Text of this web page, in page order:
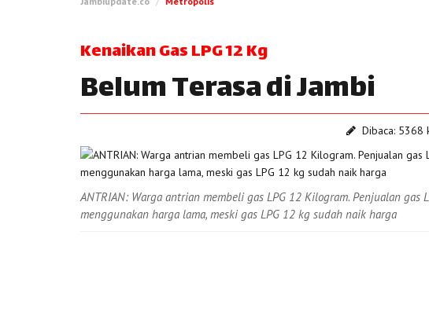
Kenaikan Gas LPG 12 Kg
Belum Terasa di Jambi
Dibaca: 5368
ANTRIAN: Warga antrian membeli gas LPG 12 Kilogram. Penjualan gas
menggunakan harga lama, meski gas LPG 12 kg sudah naik harga